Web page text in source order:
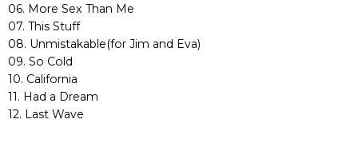
06. More Sex Than Me
07. This Stuff
08. Unmistakable(for Jim and Eva)
09. So Cold
10. California
11. Had a Dream
12. Last Wave